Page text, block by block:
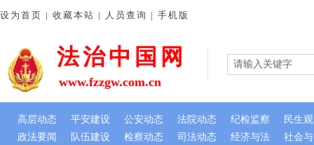
法治中国网
政法要闻 队伍建设 检察动态 司法动态 经济与法 社会
设为首页 | 收藏本站 | 人员查询 | 手机版
www.fzzgw.com.cn
高层动态 平安建设 公安动态 法院动态 纪检监察 民生